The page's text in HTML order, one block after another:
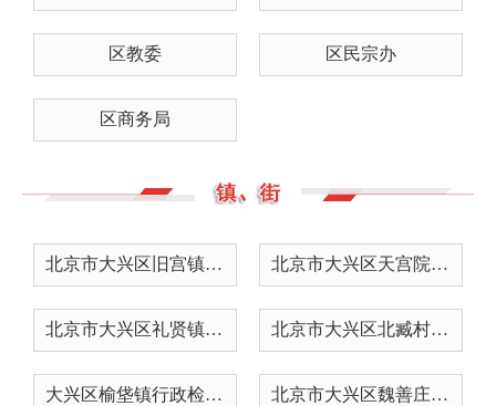
区教委 区民宗办
区商务局
北京市大兴区旧宫镇权力清单 北京市大兴区天宫院街道办事处...
北京市大兴区礼贤镇人民政府权... 北京市大兴区北臧村镇人民政府...
大兴区榆垡镇行政检查、行政处... 北京市大兴区魏善庄镇行政检查...